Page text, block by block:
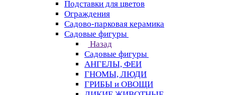
Подставки для цветов
Ограждения
Садово-парковая керамика
Садовые фигуры
Назад
Садовые фигуры
АНГЕЛЫ, ФЕИ
ГНОМЫ, ЛЮДИ
ГРИБЫ и ОВОЩИ